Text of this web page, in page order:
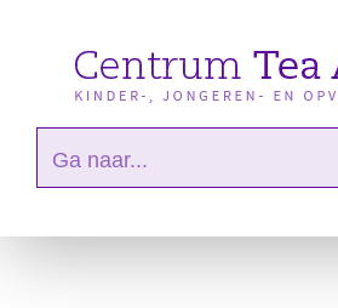
Ga naar...